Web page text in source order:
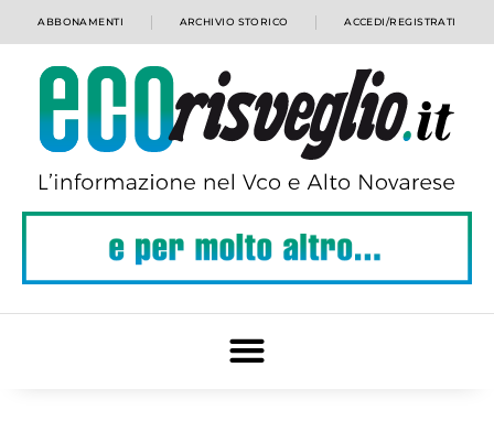
ABBONAMENTI ARCHIVIO STORICO ACCEDI/REGISTRATI